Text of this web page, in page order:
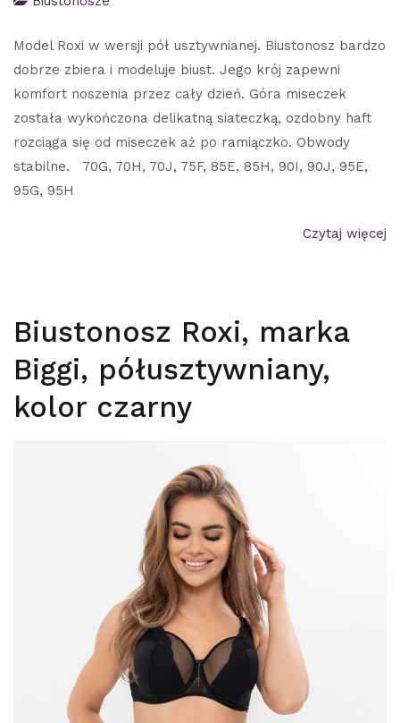
Model Roxi w wersji pół usztywnianej. Biustonosz bardzo
dobrze zbiera i modeluje biust. Jego krój zapewni
komfort noszenia przez cały dzień. Góra miseczek
została wykończona delikatną siateczką, ozdobny haft
rozciąga się od miseczek aż po ramiączko. Obwody
stabilne. 70G, 70H, 70J, 75F, 85E, 85H, 90I, 90J, 95E,
95G, 95H
Czytaj więcej
Biustonosz Roxi, marka
Biggi, półusztywniany,
kolor czarny